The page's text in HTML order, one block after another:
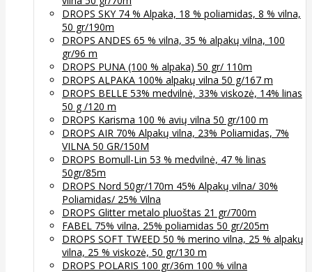
DROPS SKY 74 % Alpaka, 18 % poliamidas, 8 % vilna,
50 gr/190m
DROPS ANDES 65 % vilna, 35 % alpakų vilna, 100
gr/96 m
DROPS PUNA (100 % alpaka) 50 gr/ 110m
DROPS ALPAKA 100% alpakų vilna 50 g/167 m
DROPS BELLE 53% medvilnė, 33% viskozė, 14% linas
50 g /120 m
DROPS Karisma 100 % avių vilna 50 gr/100 m
DROPS AIR 70% Alpakų vilna, 23% Poliamidas, 7%
VILNA 50 GR/150M
DROPS Bomull-Lin 53 % medvilnė, 47 % linas
50gr/85m
DROPS Nord 50gr/170m 45% Alpakų vilna/ 30%
Poliamidas/ 25% Vilna
DROPS Glitter metalo pluoštas 21 gr/700m
FABEL 75% vilna, 25% poliamidas 50 gr/205m
DROPS SOFT TWEED 50 % merino vilna, 25 % alpakų
vilna, 25 % viskozė, 50 gr/130 m
DROPS POLARIS 100 gr/36m 100 % vilna